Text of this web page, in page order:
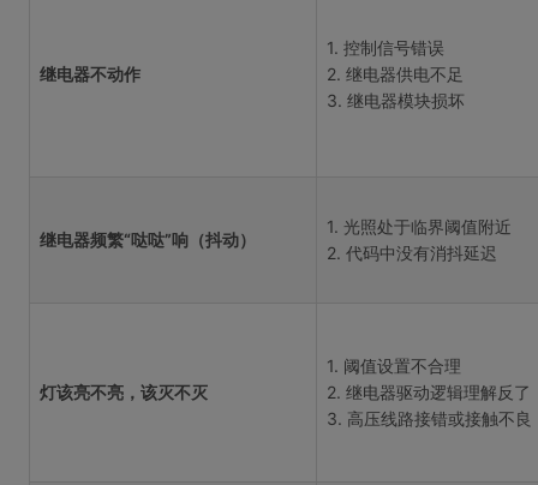
继电器不动作
1. 控制信号错误
2. 继电器供电不足
3. 继电器模块损坏
继电器频繁“哒哒”响（抖动）
1. 光照处于临界阈值附近
2. 代码中没有消抖延迟
灯该亮不亮，该灭不灭
1. 阈值设置不合理
2. 继电器驱动逻辑理解反了
3. 高压线路接错或接触不良